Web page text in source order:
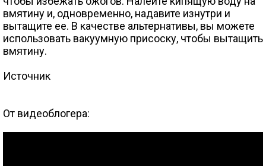
вмятину и, одновременно, надавите изнутри и
вытащите ее. В качестве альтернативы, вы можете
использовать вакуумную присоску, чтобы вытащить
вмятину.
Источник
От видеоблогера: